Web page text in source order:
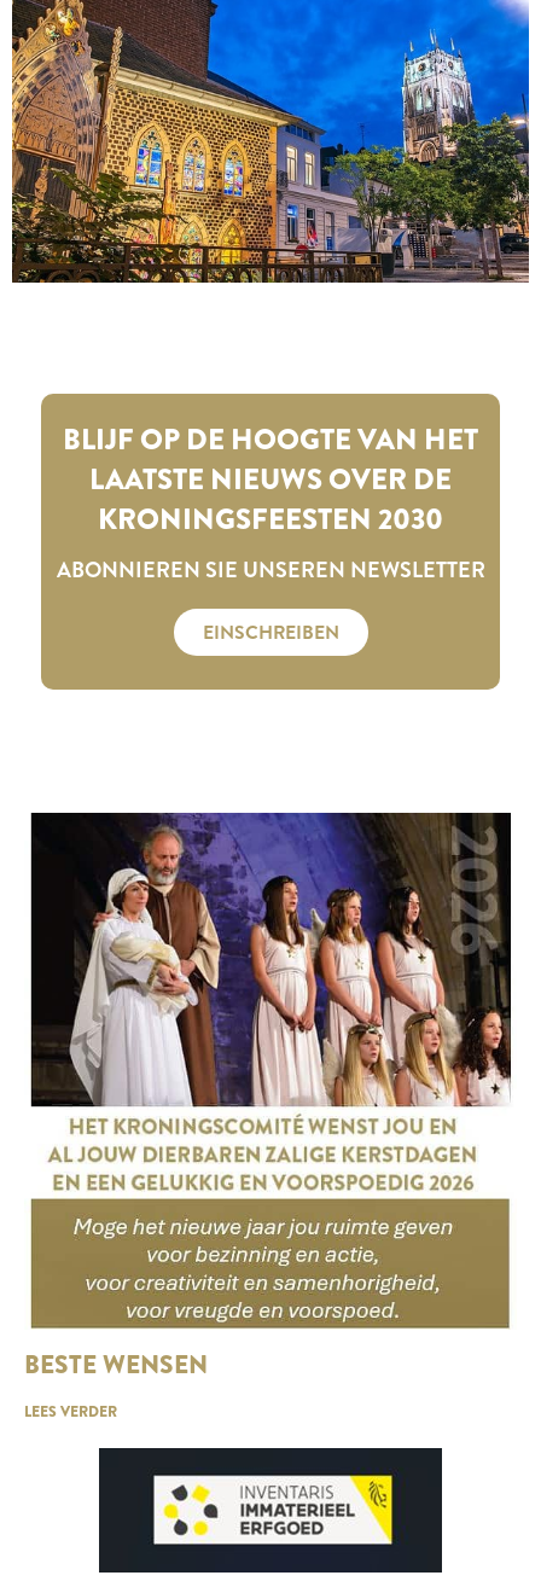
BLIJF OP DE HOOGTE VAN HET
LAATSTE NIEUWS OVER DE
KRONINGSFEESTEN 2030
ABONNIEREN SIE UNSEREN NEWSLETTER
EINSCHREIBEN
BESTE WENSEN
LEES VERDER